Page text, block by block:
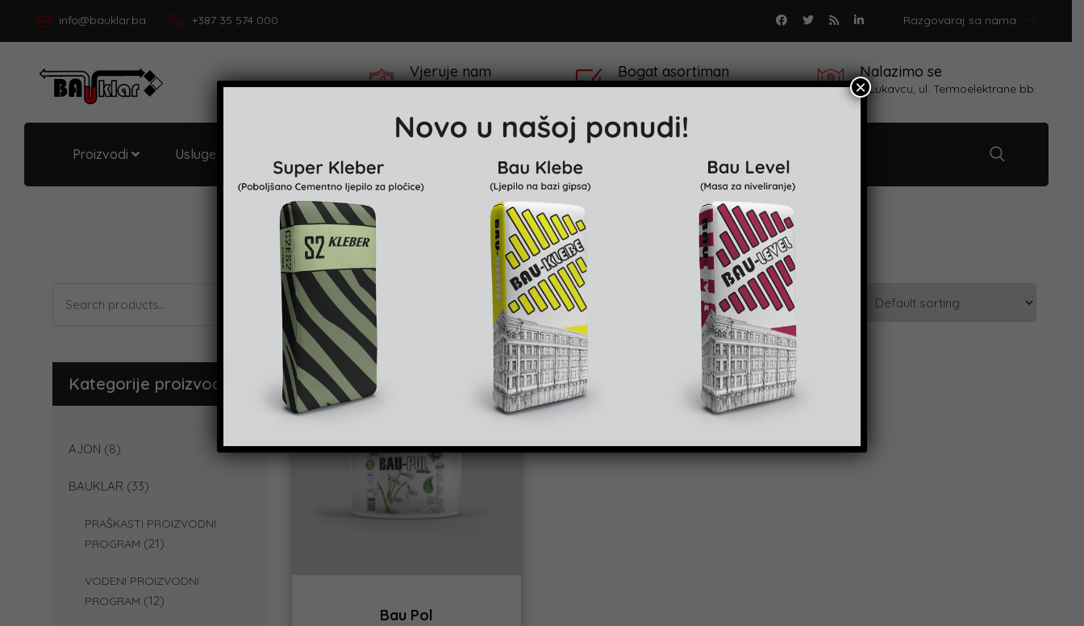
info@bauklar.ba +387 35 574 000 Razgovaraj sa nama
Vjeruje nam
preko 100,000 Kupaca
Bogat asortiman
preko 100 različitih proizvoda
Nalazimo se
u Lukavcu, ul. Termoelektrane bb.
Proizvodi Usluge i podrška
for:
Kategorije proizvoda
AJON (8)
BAUKLAR (33)
PRAŠKASTI PROIZVODNI
PROGRAM (21)
VODENI PROIZVODNI
PROGRAM (12)
Showing the single result
Bau Pol
×